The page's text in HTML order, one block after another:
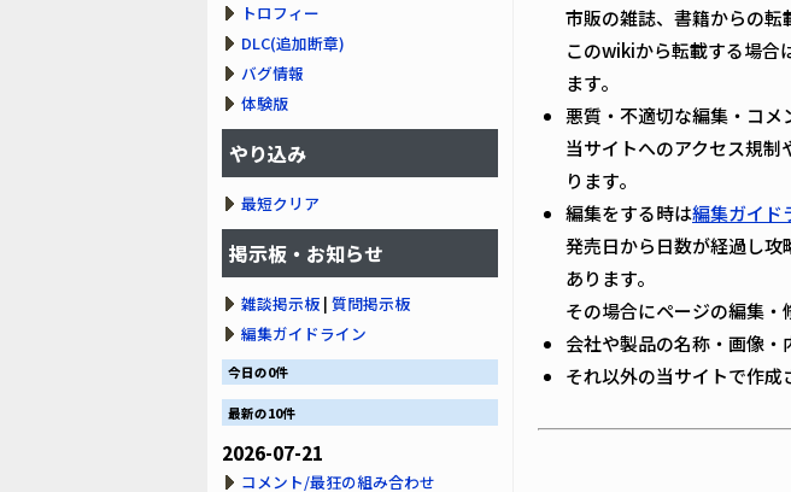
市販の雑誌、書籍からの転
このwikiから転載する場合
ます。
悪質・不適切な編集・コメ
当サイトへのアクセス規
ります。
編集をする時は編集ガイド
発売日から日数が経過し
あります。
その場合にページの編集・
会社や製品の名称・画像・
それ以外の当サイトで作成
トロフィー
DLC(追加断章)
バグ情報
体験版
やり込み
最短クリア
掲示板・お知らせ
雑談掲示板 | 質問掲示板
編集ガイドライン
今日の0件
最新の10件
2026-07-21
コメント/最狂の組み合わせ